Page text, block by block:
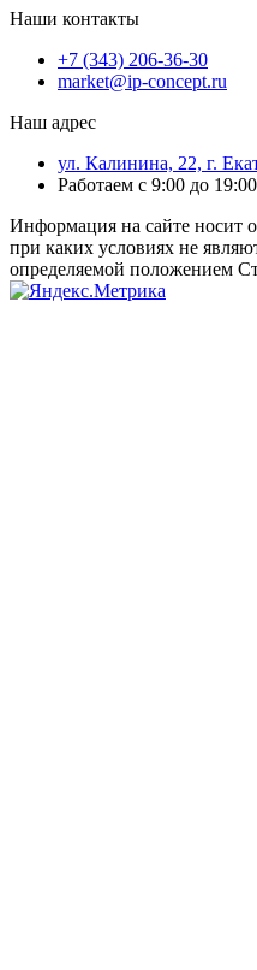
Наши контакты
+7 (343) 206-36-30
market@ip-concept.ru
Наш адрес
ул. Калинина, 22, г.
Работаем с 9:00 до
Информация на сайте носит
при каких условиях не
определяемой положением